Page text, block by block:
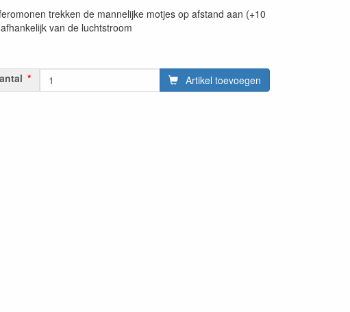
trekken de mannelijke motjes op afstand aan (+10
van de luchtstroom
Artikel toevoegen